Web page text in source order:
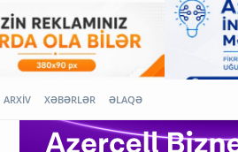
ARXİV XƏBƏRLƏR ƏLAQƏ